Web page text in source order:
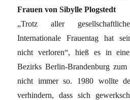
Frauen von Sibylle Plogstedt
„Trotz aller
Internationale Frauentag hat
nicht verloren“, hieß es in
Bezirks Berlin-Brandenburg
nicht immer so. 1980 wollte
verhindern, dass sich